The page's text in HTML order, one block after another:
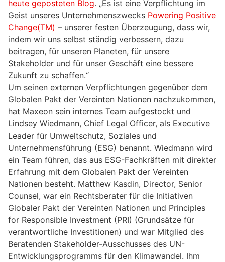
heute geposteten Blog. „Es ist eine Verpflichtung im
Geist unseres Unternehmenszwecks Powering Positive
Change(TM) – unserer festen Überzeugung, dass wir,
indem wir uns selbst ständig verbessern, dazu
beitragen, für unseren Planeten, für unsere
Stakeholder und für unser Geschäft eine bessere
Zukunft zu schaffen.“
Um seinen externen Verpflichtungen gegenüber dem
Globalen Pakt der Vereinten Nationen nachzukommen,
hat Maxeon sein internes Team aufgestockt und
Lindsey Wiedmann, Chief Legal Officer, als Executive
Leader für Umweltschutz, Soziales und
Unternehmensführung (ESG) benannt. Wiedmann wird
ein Team führen, das aus ESG-Fachkräften mit direkter
Erfahrung mit dem Globalen Pakt der Vereinten
Nationen besteht. Matthew Kasdin, Director, Senior
Counsel, war ein Rechtsberater für die Initiativen
Globaler Pakt der Vereinten Nationen und Principles
for Responsible Investment (PRI) (Grundsätze für
verantwortliche Investitionen) und war Mitglied des
Beratenden Stakeholder-Ausschusses des UN-
Entwicklungsprogramms für den Klimawandel. Ihm